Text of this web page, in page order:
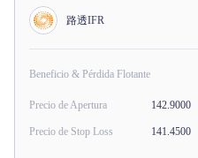
路透IFR
Beneficio & Pérdida Flotante
Precio de Apertura 142.9000
Precio de Stop Loss 141.4500